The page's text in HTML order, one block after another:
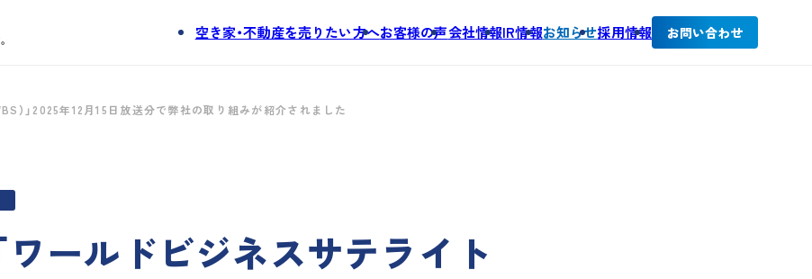
空き家・不動産を売りたい方へお客様の声会社情報IR情報お知らせ採用情報 お問い合わせ
）」2025年12月15日放送分で弊社の取り組みが紹介されました
ワールドビジネスサテライト